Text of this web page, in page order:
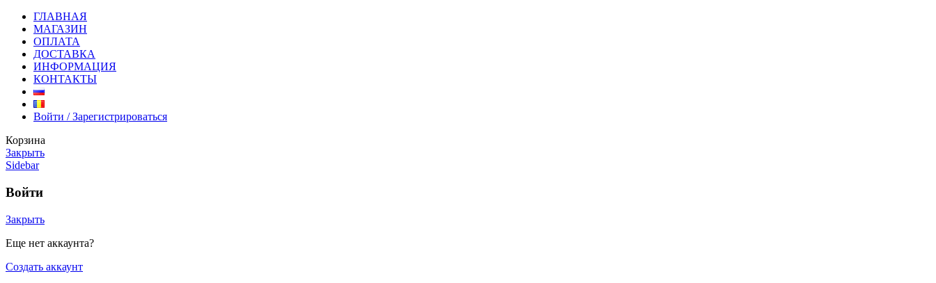
ГЛАВНАЯ
МАГАЗИН
ОПЛАТА
ДОСТАВКА
ИНФОРМАЦИЯ
КОНТАКТЫ
Войти / Зарегистрироваться
Корзина
Закрыть
Sidebar
Войти
Закрыть
Еще нет аккаунта?
Создать аккаунт